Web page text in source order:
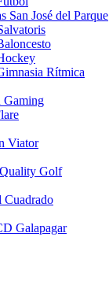
San José del Parque
Rítmica
Gaming
Viator
Golf
Galapagar